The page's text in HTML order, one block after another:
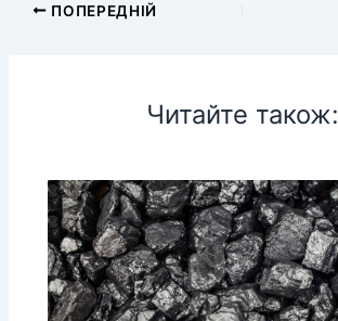
ПОПЕРЕДНІЙ
Читайте також: